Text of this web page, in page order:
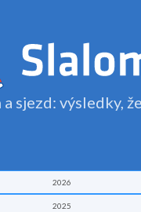
sjezd: výsledky,
2026
2025